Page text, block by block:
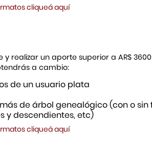
cliqueá aquí
realizar un aporte superior a AR$
a cambio:
de un usuario plata
de árbol genealógico (con o sin
y descendientes, etc)
cliqueá aquí